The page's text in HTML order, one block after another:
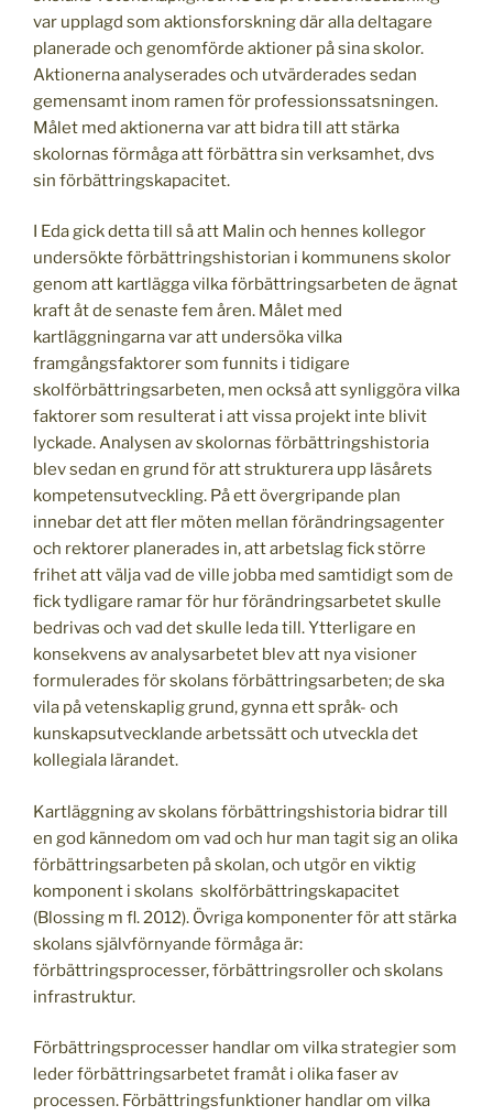
var upplagd som aktionsforskning där alla deltagare
planerade och genomförde aktioner på sina skolor.
Aktionerna analyserades och utvärderades sedan
gemensamt inom ramen för professionssatsningen.
Målet med aktionerna var att bidra till att stärka
skolornas förmåga att förbättra sin verksamhet, dvs
sin förbättringskapacitet.
I Eda gick detta till så att Malin och hennes kollegor
undersökte förbättringshistorian i kommunens skolor
genom att kartlägga vilka förbättringsarbeten de ägnat
kraft åt de senaste fem åren. Målet med
kartläggningarna var att undersöka vilka
framgångsfaktorer som funnits i tidigare
skolförbättringsarbeten, men också att synliggöra vilka
faktorer som resulterat i att vissa projekt inte blivit
lyckade. Analysen av skolornas förbättringshistoria
blev sedan en grund för att strukturera upp läsårets
kompetensutveckling. På ett övergripande plan
innebar det att fler möten mellan förändringsagenter
och rektorer planerades in, att arbetslag fick större
frihet att välja vad de ville jobba med samtidigt som de
fick tydligare ramar för hur förändringsarbetet skulle
bedrivas och vad det skulle leda till. Ytterligare en
konsekvens av analysarbetet blev att nya visioner
formulerades för skolans förbättringsarbeten; de ska
vila på vetenskaplig grund, gynna ett språk- och
kunskapsutvecklande arbetssätt och utveckla det
kollegiala lärandet.
Kartläggning av skolans förbättringshistoria bidrar till
en god kännedom om vad och hur man tagit sig an olika
förbättringsarbeten på skolan, och utgör en viktig
komponent i skolans skolförbättringskapacitet
(Blossing m fl. 2012). Övriga komponenter för att stärka
skolans självförnyande förmåga är:
förbättringsprocesser, förbättringsroller och skolans
infrastruktur.
Förbättringsprocesser handlar om vilka strategier som
leder förbättringsarbetet framåt i olika faser av
processen. Förbättringsfunktioner handlar om vilka